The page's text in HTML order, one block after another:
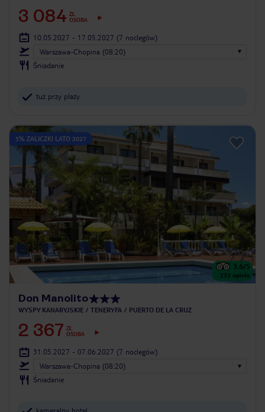
3 084 ZŁ
OSOBA
10.05.2027 - 17.05.2027 (7 noclegów)
Warszawa-Chopina (08:20)
Śniadanie
tuż przy plaży
5% ZALICZKI LATO 2027
3.6/5
233 opinie
Don Manolito
WYSPY KANARYJSKIE TENERYFA PUERTO DE LA CRUZ
2 367 ZŁ
OSOBA
31.05.2027 - 07.06.2027 (7 noclegów)
Warszawa-Chopina (08:20)
Śniadanie